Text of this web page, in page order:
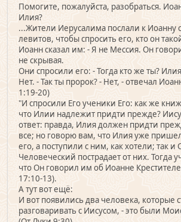
Помогите, пожалуйста, разобраться.
Илия?
...Жители Иерусалима послали к Иоанну
левитов, чтобы спросить его, кто он
Иоанн сказал им: - Я не Мессия. Он
не скрывая.
Они спросили его: - Тогда кто же ты?
Нет. - Так ты пророк? - Нет, - отвечал
1:19-20)
"И спросили Его ученики Его: как же
что Илии надлежит придти прежде?
ответ: правда, Илия должен придти
все; но говорю вам, что Илия уже
его, а поступили с ним, как хотели; так и
Человеческий пострадает от них. Тогда
что Он говорил им об Иоанне
17:10-13).
А тут вот ещё:
И вот появились два человека, которые
разговаривать с Иисусом, - это были